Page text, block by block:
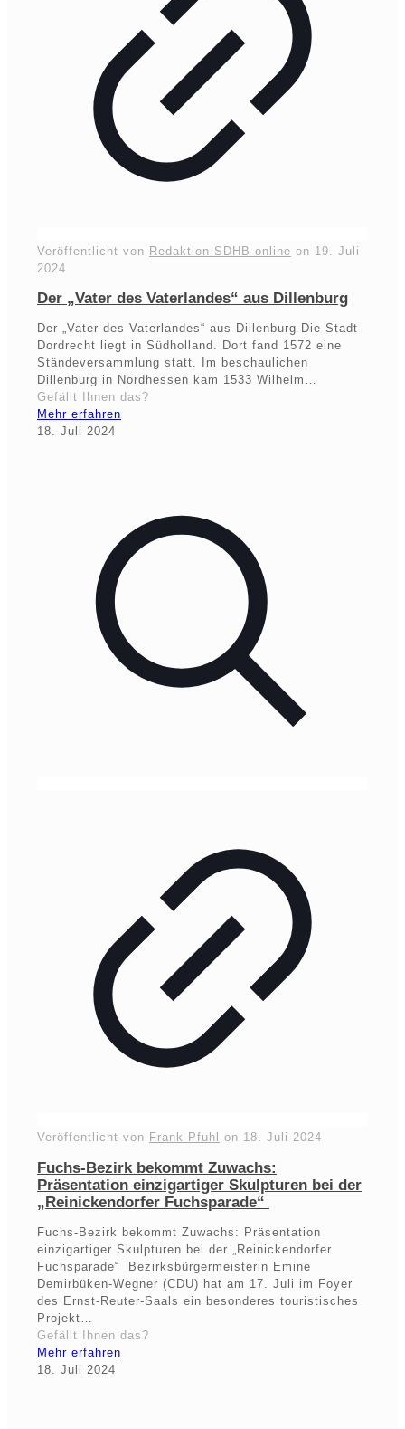
Veröffentlicht von Redaktion-SDHB-online on 19. Juli
2024
Der „Vater des Vaterlandes“ aus Dillenburg
Der „Vater des Vaterlandes“ aus Dillenburg Die Stadt
Dordrecht liegt in Südholland. Dort fand 1572 eine
Ständeversammlung statt. Im beschaulichen
Dillenburg in Nordhessen kam 1533 Wilhelm…
Gefällt Ihnen das?
Mehr erfahren
18. Juli 2024
Veröffentlicht von Frank Pfuhl on 18. Juli 2024
Fuchs-Bezirk bekommt Zuwachs:
Präsentation einzigartiger Skulpturen bei der
„Reinickendorfer Fuchsparade“
Fuchs-Bezirk bekommt Zuwachs: Präsentation
einzigartiger Skulpturen bei der „Reinickendorfer
Fuchsparade“ Bezirksbürgermeisterin Emine
Demirbüken-Wegner (CDU) hat am 17. Juli im Foyer
des Ernst-Reuter-Saals ein besonderes touristisches
Projekt…
Gefällt Ihnen das?
Mehr erfahren
18. Juli 2024